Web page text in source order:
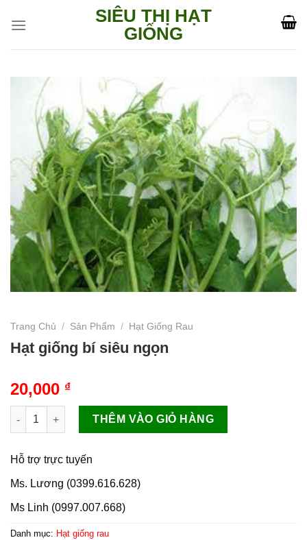
SIÊU THỊ HẠT
GIỐNG
Trang Chủ / Sản Phẩm / Hạt Giống Rau
Hạt giống bí siêu ngọn
20,000 ₫
Hạt giống bí siêu ngọn số lượng
THÊM VÀO GIỎ HÀNG
Hỗ trợ trực tuyến
Ms. Lương (0399.616.628)
Ms Linh (0997.007.668)
Danh mục: Hạt giống rau